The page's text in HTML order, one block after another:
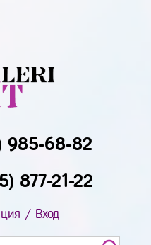
985-68-82
877-21-22
/ Вход